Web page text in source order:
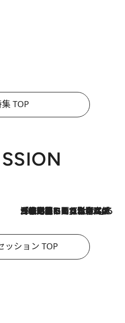
TOP
2026.8.3
「住宅建てられない…」「サーチャージ料の高値が続いている」ホルムズ海峡封鎖による影響はいつまで続く？《エネルギー専門家に聞く“どうなる日本の暮らし”》
ッション TOP